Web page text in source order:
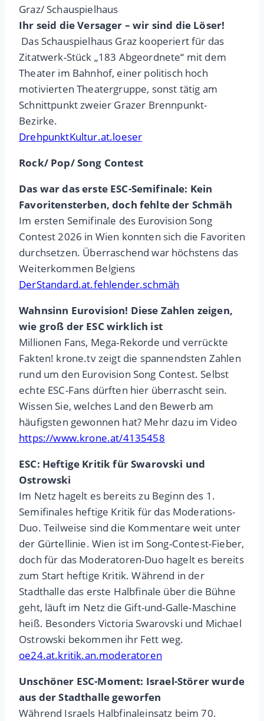
Graz/ Schauspielhaus
Ihr seid die Versager – wir sind die Löser!
Das Schauspielhaus Graz kooperiert für das
Zitatwerk-Stück „183 Abgeordnete“ mit dem
Theater im Bahnhof, einer politisch hoch
motivierten Theatergruppe, sonst tätig am
Schnittpunkt zweier Grazer Brennpunkt-
Bezirke.
DrehpunktKultur.at.loeser
Rock/ Pop/ Song Contest
Das war das erste ESC-Semifinale: Kein
Favoritensterben, doch fehlte der Schmäh
Im ersten Semifinale des Eurovision Song
Contest 2026 in Wien konnten sich die Favoriten
durchsetzen. Überraschend war höchstens das
Weiterkommen Belgiens
DerStandard.at.fehlender.schmäh
Wahnsinn Eurovision! Diese Zahlen zeigen,
wie groß der ESC wirklich ist
Millionen Fans, Mega-Rekorde und verrückte
Fakten! krone.tv zeigt die spannendsten Zahlen
rund um den Eurovision Song Contest. Selbst
echte ESC-Fans dürften hier überrascht sein.
Wissen Sie, welches Land den Bewerb am
häufigsten gewonnen hat? Mehr dazu im Video
https://www.krone.at/4135458
ESC: Heftige Kritik für Swarovski und
Ostrowski
Im Netz hagelt es bereits zu Beginn des 1.
Semifinales heftige Kritik für das Moderations-
Duo. Teilweise sind die Kommentare weit unter
der Gürtellinie. Wien ist im Song-Contest-Fieber,
doch für das Moderatoren-Duo hagelt es bereits
zum Start heftige Kritik. Während in der
Stadthalle das erste Halbfinale über die Bühne
geht, läuft im Netz die Gift-und-Galle-Maschine
heiß. Besonders Victoria Swarovski und Michael
Ostrowski bekommen ihr Fett weg.
oe24.at.kritik.an.moderatoren
Unschöner ESC-Moment: Israel-Störer wurde
aus der Stadthalle geworfen
Während Israels Halbfinaleinsatz beim 70.